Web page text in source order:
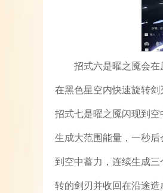
招式六是曜之魇会
在黑色星空内快速旋转剑
招式七是曜之魇闪现到
生成大范围能量，一秒
到空中蓄力，连续生成
转的剑刃并收回在沿途造